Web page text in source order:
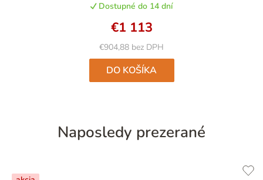
je
5,0
z
5
hviezdičiek.
Dostupné do 14 dní
€904,88 bez DPH
€1 113
DO KOŠÍKA
Naposledy prezerané